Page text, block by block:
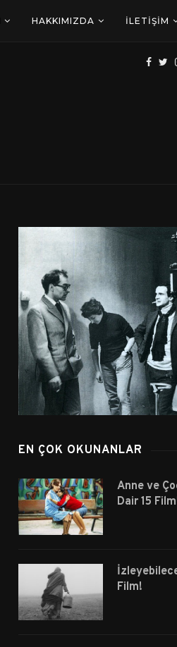
HAKKIMIZDA İLETIŞIM
EN ÇOK OKUNANLAR
Anne ve
Dair 15
Film!